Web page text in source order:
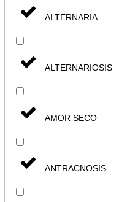
ALTERNARIA
ALTERNARIOSIS
AMOR SECO
ANTRACNOSIS